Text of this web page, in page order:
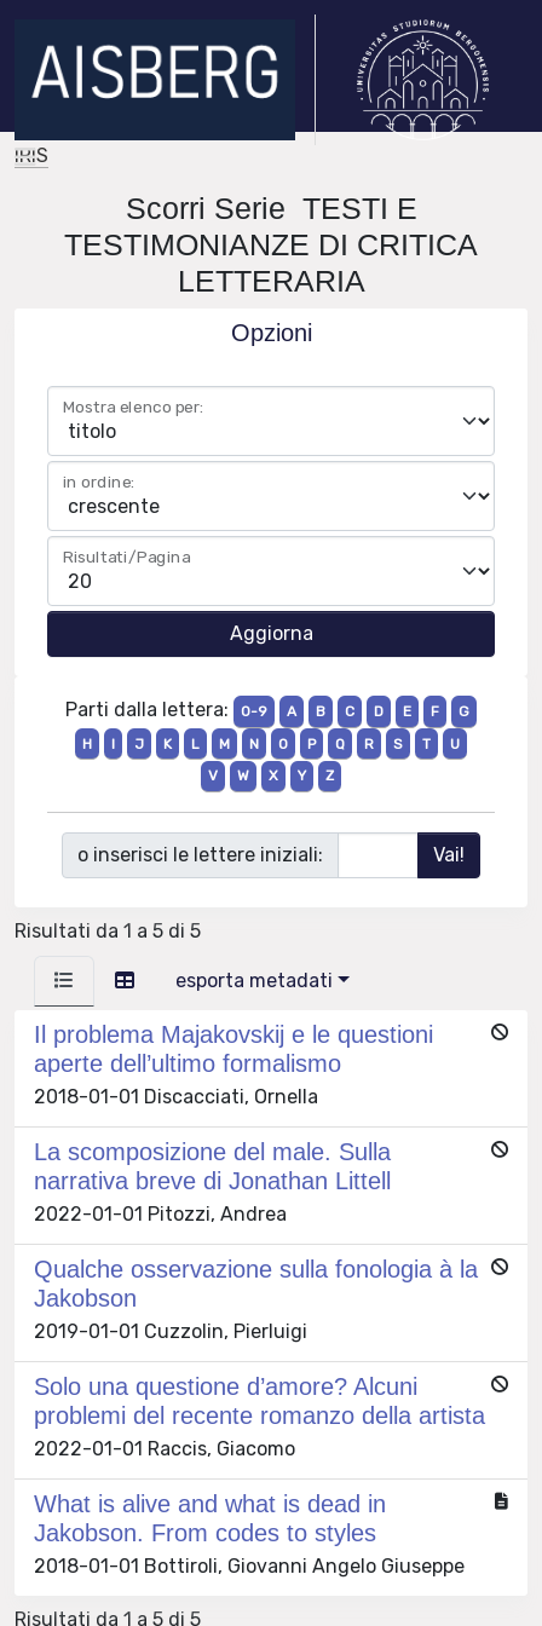
IRIS
Scorri Serie TESTI E
TESTIMONIANZE DI CRITICA
LETTERARIA
Opzioni
Mostra elenco per:
in ordine:
Risultati/Pagina
Parti dalla lettera: 0-9 A B C D E F
G
H
I J K L M N O P Q R S T
U
V
W X Y Z
o inserisci le lettere iniziali:
Risultati da 1 a 5 di 5
esporta metadati
Il problema Majakovskij e le questioni
aperte dell’ultimo formalismo
2018-01-01 Discacciati, Ornella
La scomposizione del male. Sulla
narrativa breve di Jonathan Littell
2022-01-01 Pitozzi, Andrea
Qualche osservazione sulla fonologia à la
Jakobson
2019-01-01 Cuzzolin, Pierluigi
Solo una questione d’amore? Alcuni
problemi del recente romanzo della artista
2022-01-01 Raccis, Giacomo
What is alive and what is dead in
Jakobson. From codes to styles
2018-01-01 Bottiroli, Giovanni Angelo Giuseppe
Risultati da 1 a 5 di 5